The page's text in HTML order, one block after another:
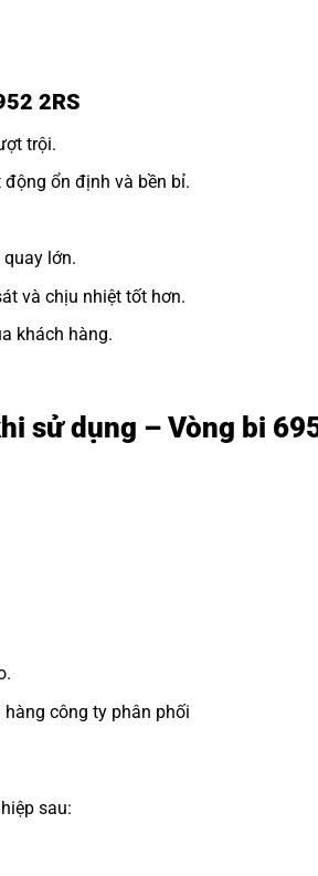
2RS
trội.
ổn định và bền bỉ.
lớn.
và chịu nhiệt tốt hơn.
khách hàng.
sử dụng – Vòng bi
công ty phân phối
sau: